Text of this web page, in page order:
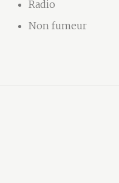
Radio
Non fumeur